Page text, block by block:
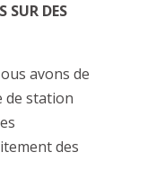
SUR DES
avons de
de station
des